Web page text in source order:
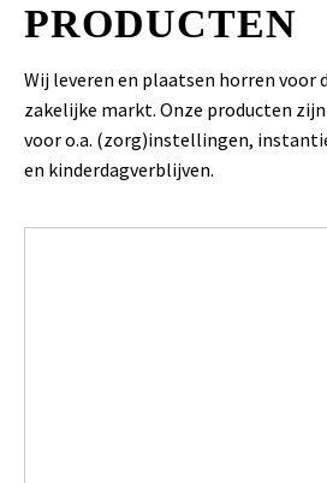
PRODUCTEN
Wij leveren en plaatsen horren voor
zakelijke markt. Onze producten
voor o.a. (zorg)instellingen,
en kinderdagverblijven.